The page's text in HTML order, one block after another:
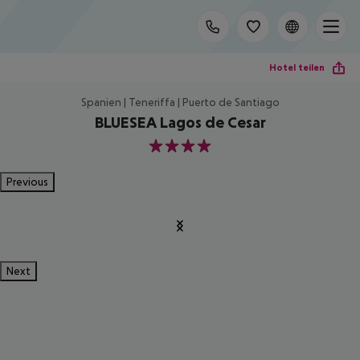
Hotel teilen
Spanien | Teneriffa | Puerto de Santiago
BLUESEA Lagos de Cesar
4
Previous
Next